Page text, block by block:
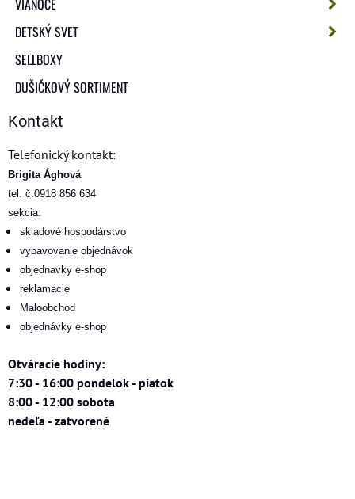
VIANOCE
DETSKÝ SVET
SELLBOXY
DUŠIČKOVÝ SORTIMENT
Kontakt
Telefonický kontakt:
Brigita Ághová
tel. č:0918 856 634
sekcia:
skladové hospodárstvo
vybavovanie objednávok
objednavky e-shop
reklamacie
Maloobchod
objednávky e-shop
Otváracie hodiny:
7:30 - 16:00 pondelok - piatok
8:00 - 12:00 sobota
nedeľa - zatvorené